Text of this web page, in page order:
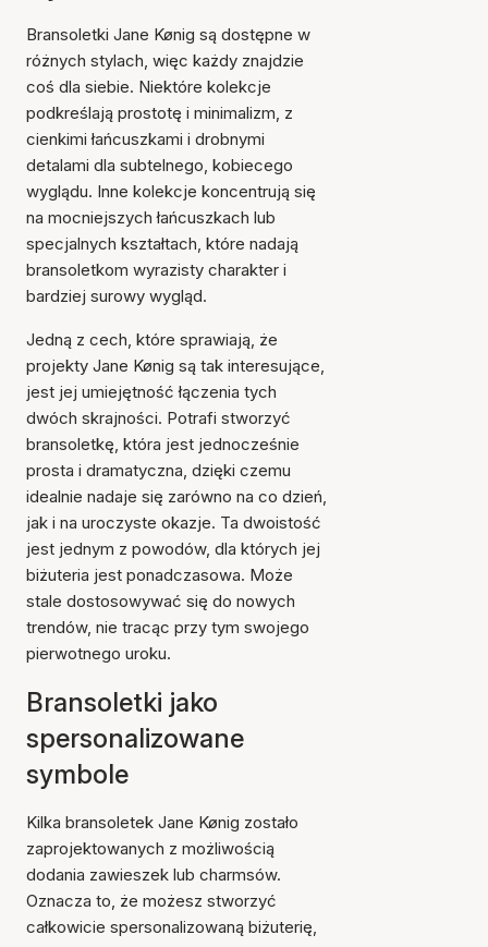
Bransoletki Jane Kønig są dostępne w
różnych stylach, więc każdy znajdzie
coś dla siebie. Niektóre kolekcje
podkreślają prostotę i minimalizm, z
cienkimi łańcuszkami i drobnymi
detalami dla subtelnego, kobiecego
wyglądu. Inne kolekcje koncentrują się
na mocniejszych łańcuszkach lub
specjalnych kształtach, które nadają
bransoletkom wyrazisty charakter i
bardziej surowy wygląd.
Jedną z cech, które sprawiają, że
projekty Jane Kønig są tak interesujące,
jest jej umiejętność łączenia tych
dwóch skrajności. Potrafi stworzyć
bransoletkę, która jest jednocześnie
prosta i dramatyczna, dzięki czemu
idealnie nadaje się zarówno na co dzień,
jak i na uroczyste okazje. Ta dwoistość
jest jednym z powodów, dla których jej
biżuteria jest ponadczasowa. Może
stale dostosowywać się do nowych
trendów, nie tracąc przy tym swojego
pierwotnego uroku.
Bransoletki jako
spersonalizowane
symbole
Kilka bransoletek Jane Kønig zostało
zaprojektowanych z możliwością
dodania zawieszek lub charmsów.
Oznacza to, że możesz stworzyć
całkowicie spersonalizowaną biżuterię,